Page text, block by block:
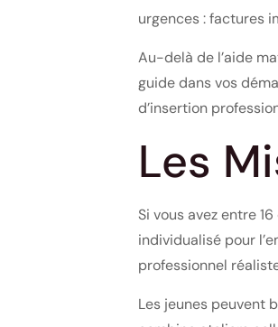
urgences : factures
Au-delà de l’aide
guide dans vos
d’insertion
Les
Si vous avez entre
individualisé pour
professionnel
Les jeunes peuvent